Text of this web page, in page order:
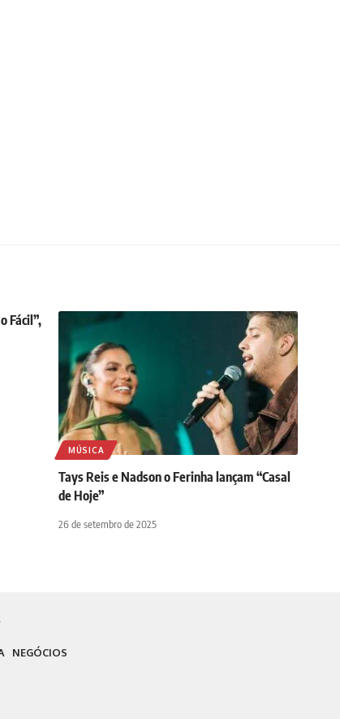
Fácil”,
MÚSICA
Tays Reis e Nadson o Ferinha lançam “Casal
de Hoje”
26 de setembro de 2025
NEGÓCIOS